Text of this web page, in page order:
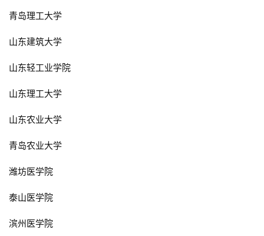
青岛理工大学
山东建筑大学
山东轻工业学院
山东理工大学
山东农业大学
青岛农业大学
潍坊医学院
泰山医学院
滨州医学院